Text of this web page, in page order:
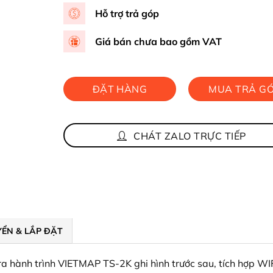
Hỗ trợ trả góp
Giá bán chưa bao gồm VAT
ĐẶT HÀNG
MUA TRẢ
CHÁT ZALO TRỰC TIẾP
& LẮP ĐẶT
hành trình VIETMAP TS-2K ghi hình trước sau, tích hợp